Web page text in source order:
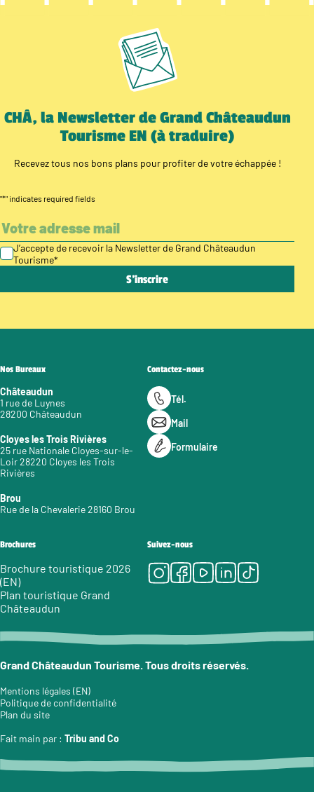
CHÂ, la Newsletter de Grand Châteaudun
Tourisme EN (à traduire)
Recevez tous nos bons plans pour profiter de votre échappée !
"*" indicates required fields
J’accepte de recevoir la Newsletter de Grand Châteaudun
Tourisme*
Nos Bureaux
Châteaudun
1 rue de Luynes
28200 Châteaudun
Cloyes les Trois Rivières
25 rue Nationale Cloyes-sur-le-
Loir 28220 Cloyes les Trois
Rivières
Brou
Rue de la Chevalerie 28160 Brou
Contactez-nous
Tél.
Mail
Formulaire
Brochures
Brochure touristique 2026
(EN)
Plan touristique Grand
Châteaudun
Suivez-nous
Instagram
Facebook
Youtube
LinkedIn
Tiktok
Grand Châteaudun Tourisme. Tous droits réservés.
Mentions légales (EN)
Politique de confidentialité
Plan du site
Fait main par : Tribu and Co